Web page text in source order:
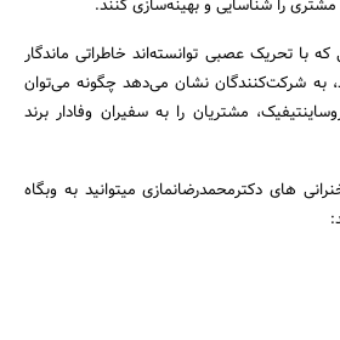
را شناسایی و بهینه‌سازی کنند.
با تحریک عصبی توانسته‌اند خاطراتی ماندگار
به شرکت‌کنندگان نشان می‌دهد چگونه می‌توان
مشتریان را به سفیران وفادار برند
های دکترمحمدرضانمازی میتوانید به وبگاه